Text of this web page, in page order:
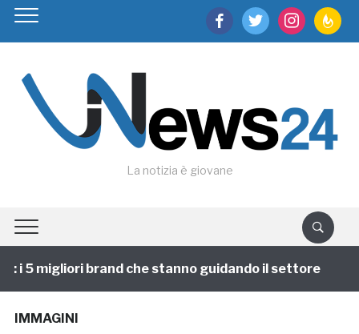
facebooktwitter instagram
La notizia è giovane
5 migliori brand che stanno guidando il settore
IMMAGINI